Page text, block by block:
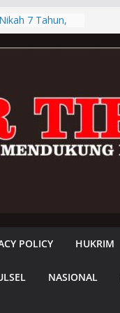
7 Tahun,
Pacar
Namlea
Adat Di
Mabar
Didatangi
Nilai Polres
POLICY HUKRIM
NASIONAL